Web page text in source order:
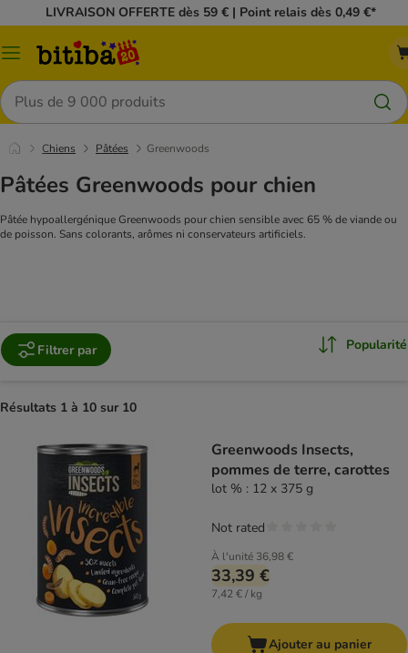
LIVRAISON OFFERTE dès 59 € | Point relais dès 0,49 €*
Menu
Rechercher
Chiens Pâtées Greenwoods
Pâtées Greenwoods pour chien
Pâtée hypoallergénique Greenwoods pour chien sensible avec 65 % de viande ou
de poisson. Sans colorants, arômes ni conservateurs artificiels.
Filtrer par Popularité
Résultats 1 à 10 sur 10
Greenwoods Insects,
pommes de terre, carottes
lot % : 12 x 375 g
À l'unité 36,98 €
33,39 €
7,42 € / kg
Not rated
Ajouter au panier